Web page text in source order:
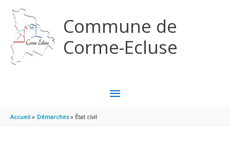
Commune de
Corme-Ecluse
MENU
Accueil Démarches État civil